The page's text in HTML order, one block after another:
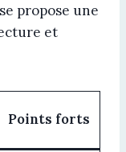
propose une
et
Points forts